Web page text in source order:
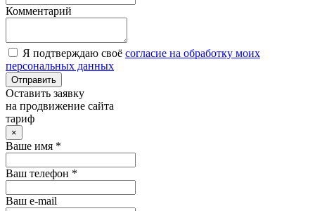
Комментарий
Я подтверждаю своё согласие на обработку моих
персональных данных
Отправить
Оставить заявку
на продвижение сайта
тариф
×
Ваше имя *
Ваш телефон *
Ваш e-mail